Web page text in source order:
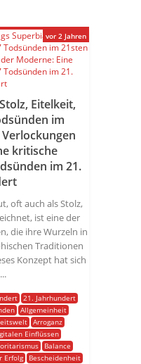
Eitelkeit,
im
kritische
im 21.
oft auch als Stolz,
ist eine der
die ihre Wurzeln in
Traditionen
Konzept hat sich
21. Jahrhundert
Allgemeinheit
Arroganz
Einflüssen
Balance
Erfolg
Bescheidenheit
vor 2 Jahren